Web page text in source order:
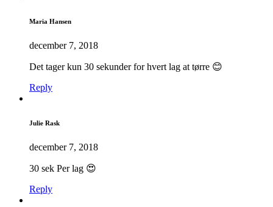
Maria Hansen
december 7, 2018
Det tager kun 30 sekunder for hvert lag at tørre 😊
Reply
Julie Rask
december 7, 2018
30 sek Per lag 😍
Reply